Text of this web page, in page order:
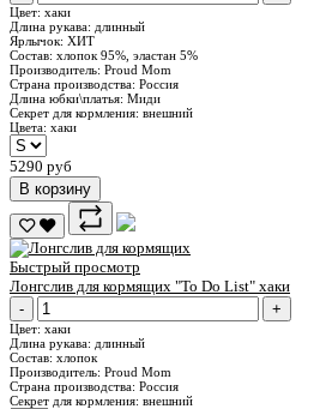
Цвет: хаки
Длина рукава: длинный
Ярлычок: ХИТ
Состав: хлопок 95%, эластан 5%
Производитель: Proud Mom
Страна производства: Россия
Длина юбки\платья: Миди
Секрет для кормления: внешний
Цвета: хаки
5290 руб
В корзину
Быстрый просмотр
Лонгслив для кормящих "To Do List" хаки
-
+
Цвет: хаки
Длина рукава: длинный
Состав: хлопок
Производитель: Proud Mom
Страна производства: Россия
Секрет для кормления: внешний